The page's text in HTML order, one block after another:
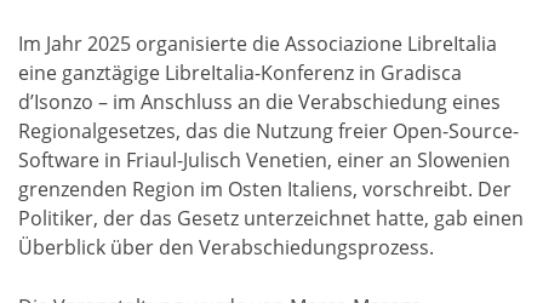
Im Jahr 2025 organisierte die Associazione LibreItalia
eine ganztägige LibreItalia-Konferenz in Gradisca
d’Isonzo – im Anschluss an die Verabschiedung eines
Regionalgesetzes, das die Nutzung freier Open-Source-
Software in Friaul-Julisch Venetien, einer an Slowenien
grenzenden Region im Osten Italiens, vorschreibt. Der
Politiker, der das Gesetz unterzeichnet hatte, gab einen
Überblick über den Verabschiedungsprozess.